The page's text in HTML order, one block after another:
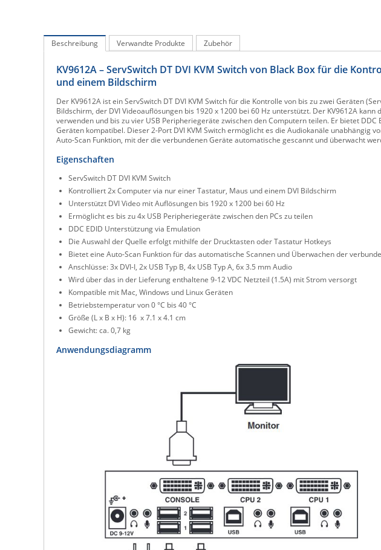
Beschreibung Verwandte Produkte Zubehör
KV9612A – ServSwitch DT DVI KVM Switch von Black Box für die
und einem Bildschirm
Der KV9612A ist ein ServSwitch DT DVI KVM Switch für die Kontrolle von bis zu zwei Geräten
Bildschirm, der DVI Videoauflösungen bis 1920 x 1200 bei 60 Hz unterstützt. Der KV9612A
verwenden und bis zu vier USB Peripheriegeräte zwischen den Computern teilen. Er bietet
Geräten kompatibel. Dieser 2-Port DVI KVM Switch ermöglicht es die Audiokanäle unabhängig
Auto-Scan Funktion, mit der die verbundenen Geräte automatische gescannt und überwacht
Eigenschaften
ServSwitch DT DVI KVM Switch
Kontrolliert 2x Computer via nur einer Tastatur, Maus und einem DVI Bildschirm
Unterstützt DVI Video mit Auflösungen bis 1920 x 1200 bei 60 Hz
Ermöglicht es bis zu 4x USB Peripheriegeräte zwischen den PCs zu teilen
DDC EDID Unterstützung via Emulation
Die Auswahl der Quelle erfolgt mithilfe der Drucktasten oder Tastatur Hotkeys
Bietet eine Auto-Scan Funktion für das automatische Scannen und Überwachen der
Anschlüsse: 3x DVI-I, 2x USB Typ B, 4x USB Typ A, 6x 3.5 mm Audio
Wird über das in der Lieferung enthaltene 9-12 VDC Netzteil (1.5A) mit Strom versorgt
Kompatible mit Mac, Windows und Linux Geräten
Betriebstemperatur von 0 °C bis 40 °C
Größe (L x B x H): 16 x 7.1 x 4.1 cm
Gewicht: ca. 0,7 kg
Anwendungsdiagramm